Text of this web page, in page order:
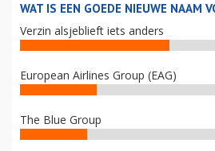
WAT IS EEN GOEDE NIEUWE NAAM
Verzin alsjeblieft iets anders
European Airlines Group (EAG)
The Blue Group